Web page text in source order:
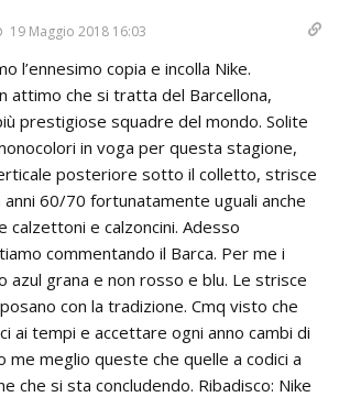
19 Maggio 2018 16:03
l’ennesimo copia e incolla Nike.
attimo che si tratta del Barcellona,
prestigiose squadre del mondo. Solite
in voga per questa stagione,
posteriore sotto il colletto, strisce
60/70 fortunatamente uguali anche
calzettoni e calzoncini. Adesso
commentando il Barca. Per me i
azul grana e non rosso e blu. Le strisce
con la tradizione. Cmq visto che
ai tempi e accettare ogni anno cambi di
me meglio queste che quelle a codici a
che si sta concludendo. Ribadisco: Nike